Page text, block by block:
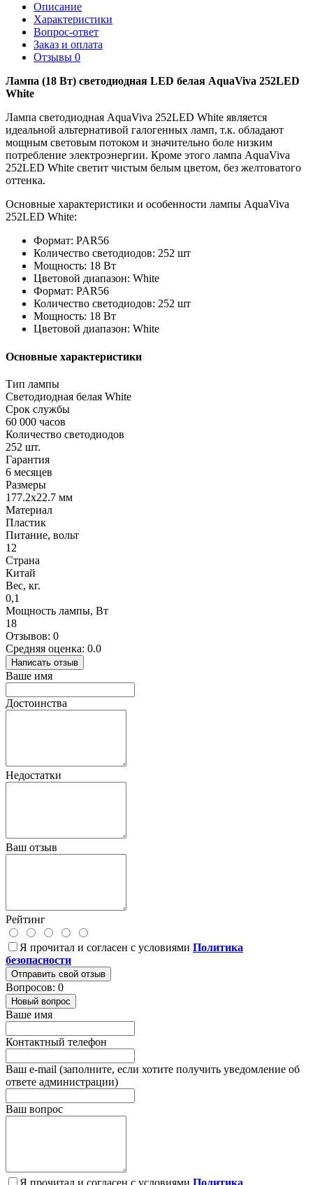
Описание
Характеристики
Вопрос-ответ
Заказ и оплата
Отзывы 0
Лампа (18 Вт) светодиодная LED белая AquaViva 252LED
White
Лампа светодиодная AquaViva 252LED White является
идеальной альтернативой галогенных ламп, т.к. обладают
мощным световым потоком и значительно боле низким
потребление электроэнергии. Кроме этого лампа AquaViva
252LED White светит чистым белым цветом, без желтоватого
оттенка.
Основные характеристики и особенности лампы AquaViva
252LED White:
Формат: PAR56
Количество светодиодов: 252 шт
Мощность: 18 Вт
Цветовой диапазон: White
Формат: PAR56
Количество светодиодов: 252 шт
Мощность: 18 Вт
Цветовой диапазон: White
Основные характеристики
Тип лампы
Светодиодная белая White
Срок службы
60 000 часов
Количество светодиодов
252 шт.
Гарантия
6 месяцев
Размеры
177.2х22.7 мм
Материал
Пластик
Питание, вольт
12
Страна
Китай
Вес, кг.
0,1
Мощность лампы, Вт
18
Отзывов: 0
Средняя оценка: 0.0
Написать отзыв
Ваше имя
Достоинства
Недостатки
Ваш отзыв
Рейтинг
Я прочитал и согласен с условиями Политика
безопасности
Отправить свой отзыв
Вопросов: 0
Новый вопрос
Ваше имя
Контактный телефон
Ваш e-mail (заполните, если хотите получить уведомление об
ответе администрации)
Ваш вопрос
Я прочитал и согласен с условиями Политика